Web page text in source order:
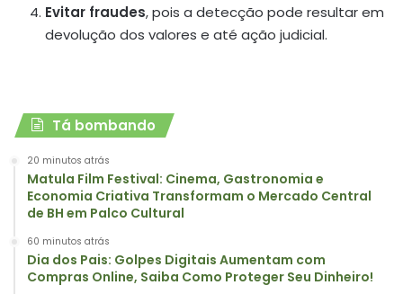
Evitar fraudes, pois a detecção pode resultar em
devolução dos valores e até ação judicial.
Tá bombando
20 minutos atrás
Matula Film Festival: Cinema, Gastronomia e
Economia Criativa Transformam o Mercado Central
de BH em Palco Cultural
60 minutos atrás
Dia dos Pais: Golpes Digitais Aumentam com
Compras Online, Saiba Como Proteger Seu Dinheiro!